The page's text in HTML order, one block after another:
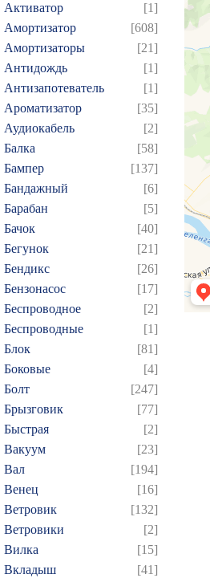
Активатор
[1]
Амортизатор
[608]
Амортизаторы
[21]
Антидождь
[1]
Антизапотеватель
[1]
Ароматизатор
[35]
Аудиокабель
[2]
Балка
[58]
Бампер
[137]
Бандажный
[6]
Барабан
[5]
Бачок
[40]
Бегунок
[21]
Бендикс
[26]
Бензонасос
[17]
Беспроводное
[2]
Беспроводные
[1]
Блок
[81]
Боковые
[4]
Болт
[247]
Брызговик
[77]
Быстрая
[2]
Вакуум
[23]
Вал
[194]
Венец
[16]
Ветровик
[132]
Ветровики
[2]
Вилка
[15]
Вкладыш
[41]